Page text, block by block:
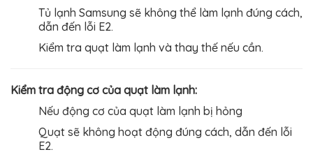
Tủ lạnh Samsung sẽ không thể làm lạnh đúng cách,
dẫn đến lỗi E2.
Kiểm tra quạt làm lạnh và thay thế nếu cần.
Kiểm tra động cơ của quạt làm lạnh:
Nếu động cơ của quạt làm lạnh bị hỏng
Quạt sẽ không hoạt động đúng cách, dẫn đến lỗi
E2.